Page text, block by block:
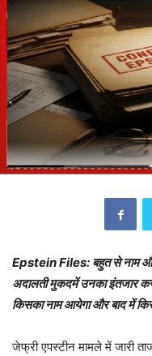
Epstein Files: बहुत से नाम और
अदालती मुकदमें उनका इंतजार
किसका नाम आयेगा और बाद में
जेफ्री एपस्टीन मामले में जारी